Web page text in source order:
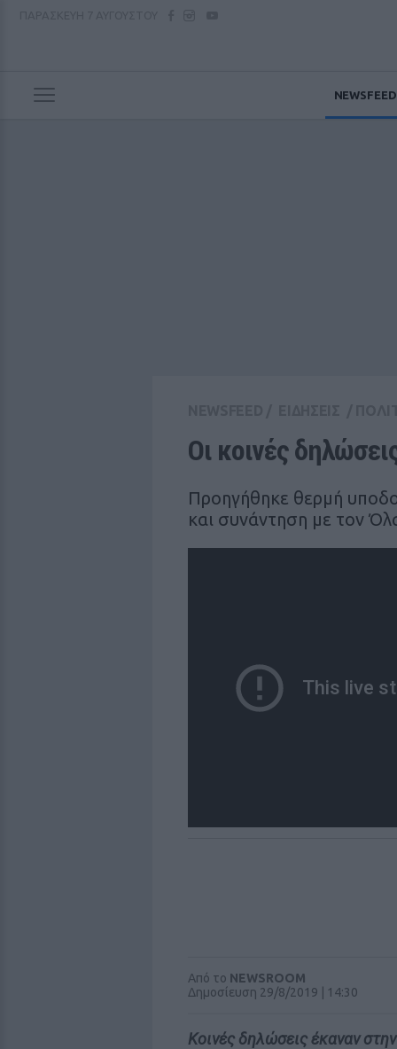
NEWSFEED
Οι κοινές
Προηγήθηκε θερμή
και συνάντηση με τον
Από το NEWSROOM
Δημοσίευση 29/8/2019 | 14:30
Κοινές δηλώσεις έκαναν